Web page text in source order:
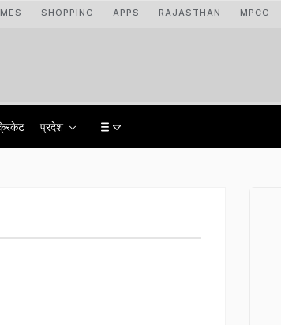
SHOPPING APPS RAJASTHAN MPCG
प्रदेश